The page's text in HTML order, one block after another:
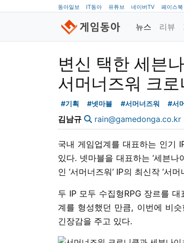
동아일보 IT동아 유튜브 네이버TV 페이스북
뉴스 리뷰
변신 택한 세븐
서머너즈워 크로
#기획 #넷마블 #서머너즈워 #서
김남규 rain@gamedonga.co.kr
국내 게임업계를 대표하는 인기
있다. 넷마블을 대표하는 ‘세븐나
인 ‘서머너즈워’ IP의 최신작 ‘서
두 IP 모두 수집형RPG 장르를
계를 형성했던 만큼, 이번에 비
긴장감을 주고 있다.